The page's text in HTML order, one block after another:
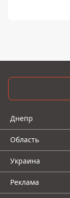
Днепр
Область
Украина
Реклама